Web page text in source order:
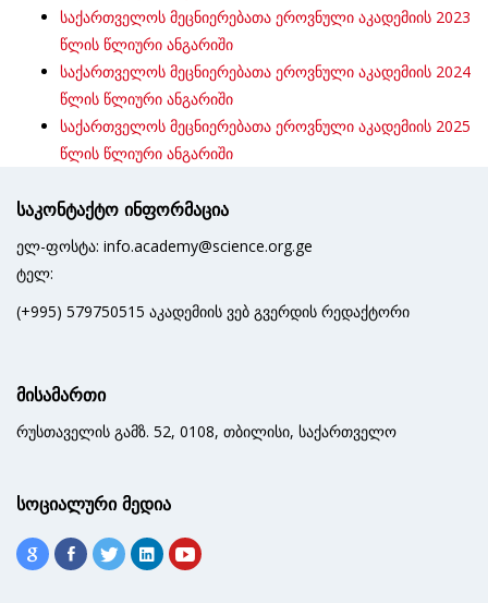
საქართველოს მეცნიერებათა ეროვნული აკადემიის 2023
წლის წლიური ანგარიში
საქართველოს მეცნიერებათა ეროვნული აკადემიის 2024
წლის წლიური ანგარიში
საქართველოს მეცნიერებათა ეროვნული აკადემიის 2025
წლის წლიური ანგარიში
საკონტაქტო ინფორმაცია
ელ-ფოსტა: info.academy@science.org.ge
ტელ:
(+995) 579750515 აკადემიის ვებ გვერდის რედაქტორი
მისამართი
რუსთაველის გამზ. 52, 0108, თბილისი, საქართველო
სოციალური მედია